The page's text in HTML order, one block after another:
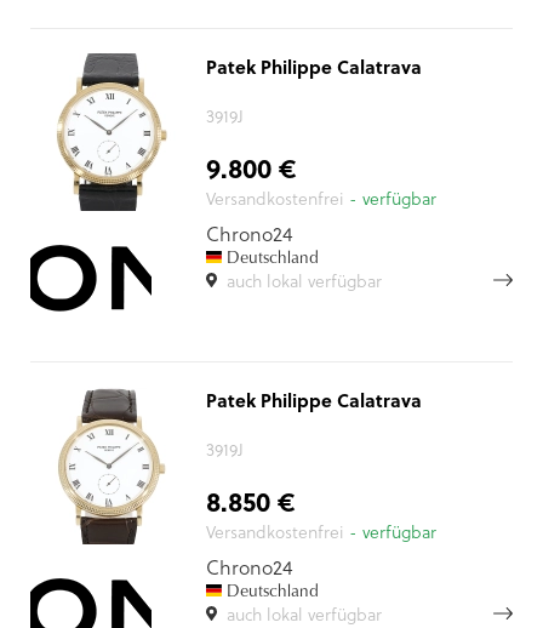
Patek Philippe Calatrava
3919J
9.800 €
Versandkostenfrei - verfügbar
Chrono24
Deutschland
auch lokal verfügbar
Patek Philippe Calatrava
3919J
8.850 €
Versandkostenfrei - verfügbar
Chrono24
Deutschland
auch lokal verfügbar